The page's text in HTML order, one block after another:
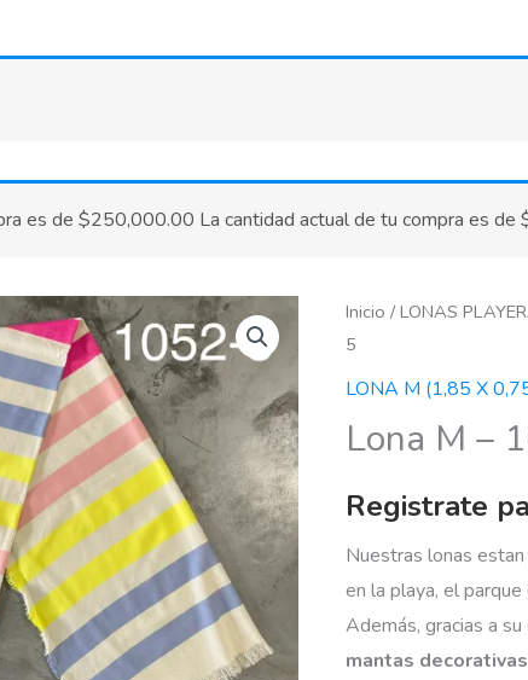
es de $250,000.00 La cantidad actual de tu compra es de
Inicio /LONAS
5
LONA M (1,85 X
Lona M –
Registrate
Nuestras lonas
en la playa, el
Además, gracias a
mantas decorativas